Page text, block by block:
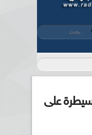
البحث ‏بحث ‏
على